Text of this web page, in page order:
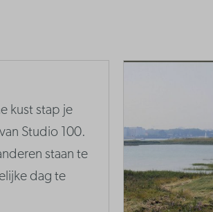
kust stap je
Studio 100.
staan te
dag te